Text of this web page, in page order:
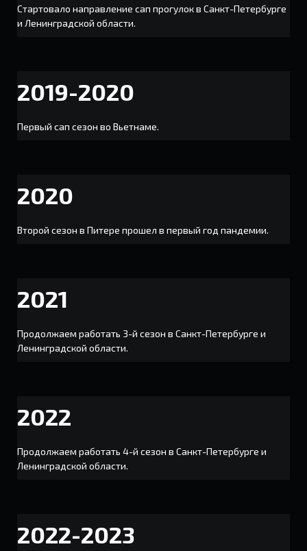
Стартовало направление сап прогулок в Санкт-Петербурге
и Ленинградской области.
2019-2020
Первый сап сезон во Вьетнаме.
2020
Второй сезон в Питере прошел в первый год пандемии.
2021
Продолжаем работать 3-й сезон в Санкт-Петербурге и
Ленинградской области.
2022
Продолжаем работать 4-й сезон в Санкт-Петербурге и
Ленинградской области.
2022-2023